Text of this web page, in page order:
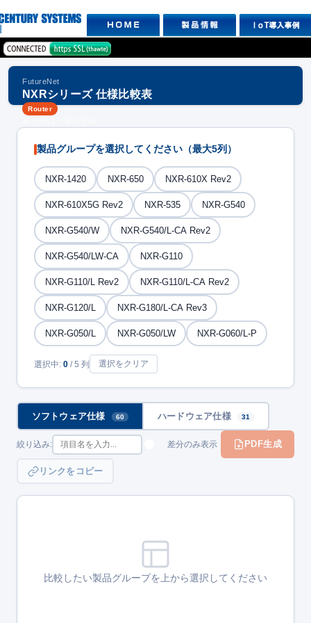
FutureNet
NXRシリーズ 仕様比較表
Router
製品グループを選択してください（最大5列）
NXR-1420 NXR-650 NXR-610X Rev2
NXR-610X5G Rev2 NXR-535 NXR-G540
NXR-G540/W NXR-G540/L-CA Rev2
NXR-G540/LW-CA NXR-G110
NXR-G110/L Rev2 NXR-G110/L-CA Rev2
NXR-G120/L NXR-G180/L-CA Rev3
NXR-G050/L NXR-G050/LW NXR-G060/L-P
選択中: 0 / 5 列 選択をクリア
ソフトウェア仕様 60 ハードウェア仕様 31
絞り込み: 差分のみ表示 PDF生成
リンクをコピー
比較したい製品グループを上から選択してください